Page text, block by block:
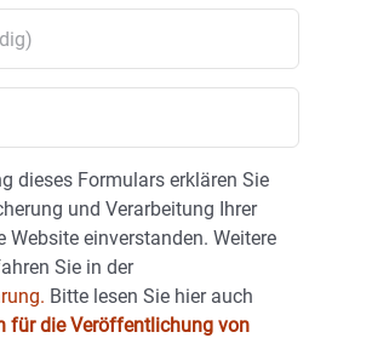
dieses Formulars erklären Sie
und Verarbeitung Ihrer
Website einverstanden. Weitere
Sie in der
Bitte lesen Sie hier auch
für die Veröffentlichung von